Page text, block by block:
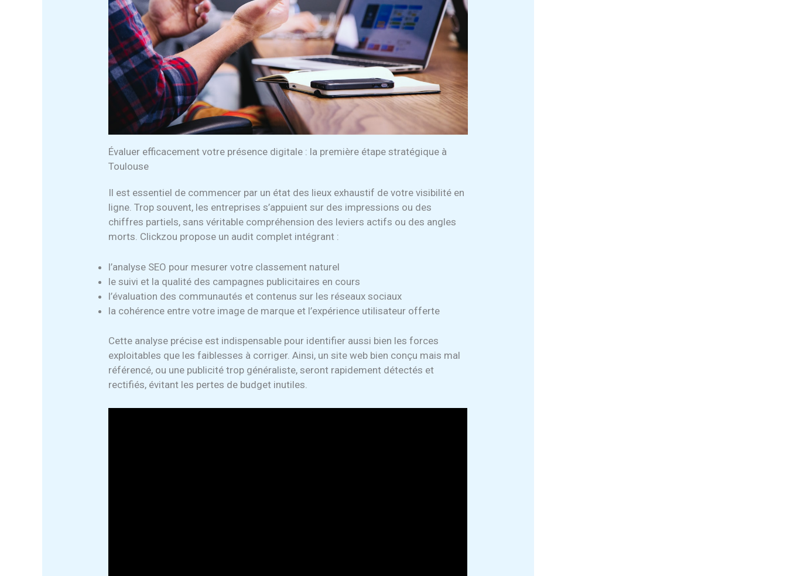
Évaluer efficacement votre présence digitale : la première étape stratégique à
Toulouse
Il est essentiel de commencer par un état des lieux exhaustif de votre visibilité en
ligne. Trop souvent, les entreprises s’appuient sur des impressions ou des
chiffres partiels, sans véritable compréhension des leviers actifs ou des angles
morts. Clickzou propose un audit complet intégrant :
l’analyse SEO pour mesurer votre classement naturel
le suivi et la qualité des campagnes publicitaires en cours
l’évaluation des communautés et contenus sur les réseaux sociaux
la cohérence entre votre image de marque et l’expérience utilisateur offerte
Cette analyse précise est indispensable pour identifier aussi bien les forces
exploitables que les faiblesses à corriger. Ainsi, un site web bien conçu mais mal
référencé, ou une publicité trop généraliste, seront rapidement détectés et
rectifiés, évitant les pertes de budget inutiles.